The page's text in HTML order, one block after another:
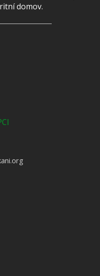
domov.